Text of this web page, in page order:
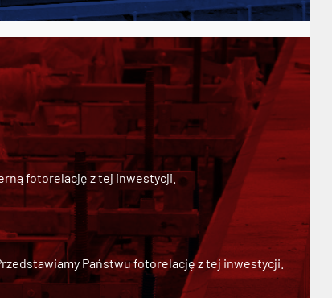
fotorelację z tej inwestycji.
Państwu fotorelację z tej inwestycji.